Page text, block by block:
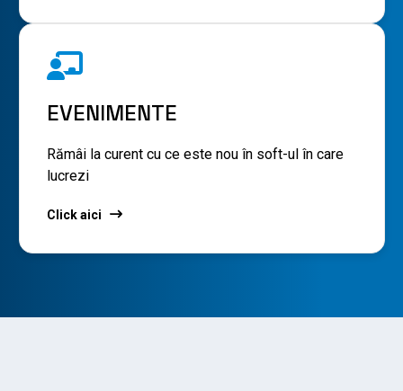
EVENIMENTE
Rămâi la curent cu ce este nou în soft-ul în care
lucrezi
Click aici